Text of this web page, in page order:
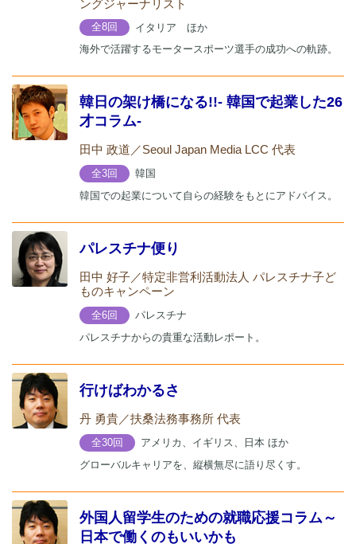
ングジャーナリスト
全8回
イタリア ほか
海外で活躍するモータースポーツ選手の成功への軌跡。
韓日の架け橋になる!!- 韓国で起業した26
才コラム-
田中 政道／Seoul Japan Media LCC 代表
全3回
韓国
韓国での起業について自らの経験をもとにアドバイス。
パレスチナ便り
田中 好子／特定非営利活動法人 パレスチナ子ど
ものキャンペーン
全6回
パレスチナ
パレスチナからの貴重な活動レポート。
行けばわかるさ
丹 勇貴／扶桑法務事務所 代表
全30回
アメリカ、イギリス、日本 ほか
グローバルキャリアを、縦横無尽に語り尽くす。
外国人留学生のための就職応援コラム～
日本で働くのもいいかも